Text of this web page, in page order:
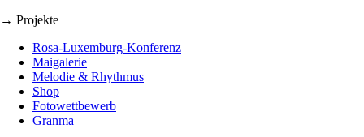
→ Projekte
Rosa-Luxemburg-Konferenz
Maigalerie
Melodie & Rhythmus
Shop
Fotowettbewerb
Granma